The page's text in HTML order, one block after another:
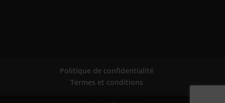
Politique de confidentialité
Termes et conditions